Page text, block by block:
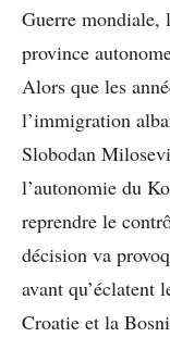
Guerre mondiale,
province
Alors que les
l’immigration
Slobodan
l’autonomie du
reprendre le
décision va
avant qu’éclatent
Croatie et la